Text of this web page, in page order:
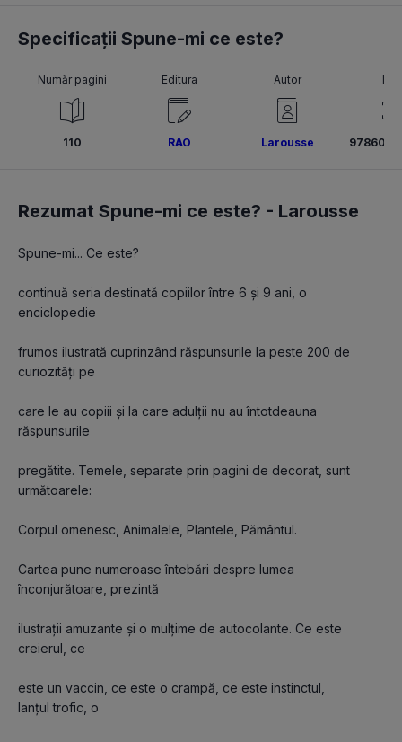
Specificații Spune-mi ce este?
Număr pagini
110
Editura
RAO
Autor
Larousse
Rezumat Spune-mi ce este? - Larousse
Spune-mi... Ce este?
continuă seria destinată copiilor între 6 și 9 ani, o
enciclopedie
frumos ilustrată cuprinzând răspunsurile la peste 200 de
curiozități pe
care le au copiii și la care adulții nu au întotdeauna
răspunsurile
pregătite. Temele, separate prin pagini de decorat, sunt
următoarele:
Corpul omenesc, Animalele, Plantele, Pământul.
Cartea pune numeroase întebări despre lumea
înconjurătoare, prezintă
ilustrații amuzante și o mulțime de autocolante. Ce este
creierul, ce
este un vaccin, ce este o crampă, ce este instinctul,
lanțul trofic, o